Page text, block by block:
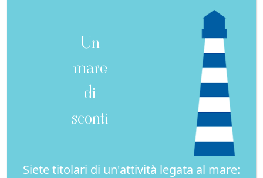
Un
mare
di
sconti
Siete titolari di un'attività legata al mare: